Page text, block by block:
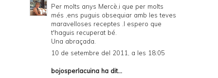
Per molts anys Mercè,i que per molts
més ,ens puguis obsequiar amb les teves
maravelloses receptes .I espero que
t'haguis recuperat bé.
Una abraçada.
10 de setembre del 2011, a les 18:05
bojosperlacuina ha dit...